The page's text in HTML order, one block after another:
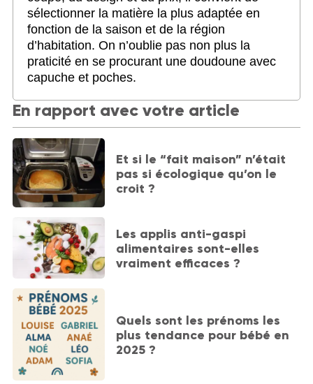
sélectionner la matière la plus adaptée en
fonction de la saison et de la région
d’habitation. On n’oublie pas non plus la
praticité en se procurant une doudoune avec
capuche et poches.
En rapport avec votre article
Et si le “fait maison” n’était
pas si écologique qu’on le
croit ?
Les applis anti-gaspi
alimentaires sont-elles
vraiment efficaces ?
Quels sont les prénoms les
plus tendance pour bébé en
2025 ?